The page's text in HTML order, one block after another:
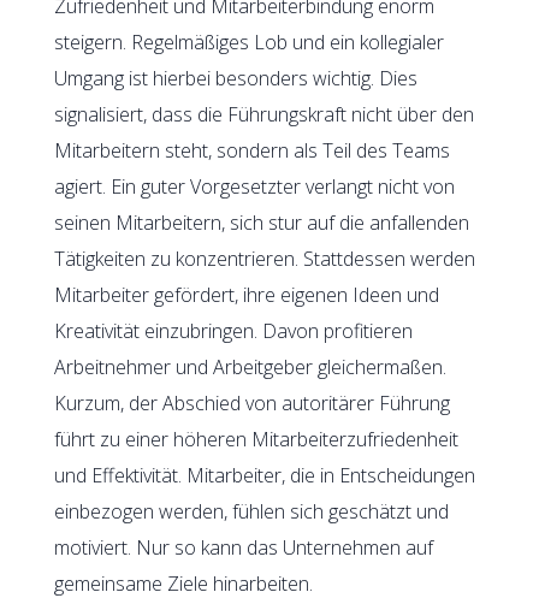
Zufriedenheit und Mitarbeiterbindung enorm
steigern. Regelmäßiges Lob und ein kollegialer
Umgang ist hierbei besonders wichtig. Dies
signalisiert, dass die Führungskraft nicht über den
Mitarbeitern steht, sondern als Teil des Teams
agiert. Ein guter Vorgesetzter verlangt nicht von
seinen Mitarbeitern, sich stur auf die anfallenden
Tätigkeiten zu konzentrieren. Stattdessen werden
Mitarbeiter gefördert, ihre eigenen Ideen und
Kreativität einzubringen. Davon profitieren
Arbeitnehmer und Arbeitgeber gleichermaßen.
Kurzum, der Abschied von autoritärer Führung
führt zu einer höheren Mitarbeiterzufriedenheit
und Effektivität. Mitarbeiter, die in Entscheidungen
einbezogen werden, fühlen sich geschätzt und
motiviert. Nur so kann das Unternehmen auf
gemeinsame Ziele hinarbeiten.